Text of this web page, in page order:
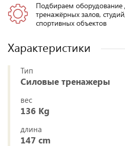
Подбираем оборудование
тренажёрных залов,
спортивных объектов
Характеристики
Тип
Силовые тренажеры
вес
136 Kg
длина
147 cm